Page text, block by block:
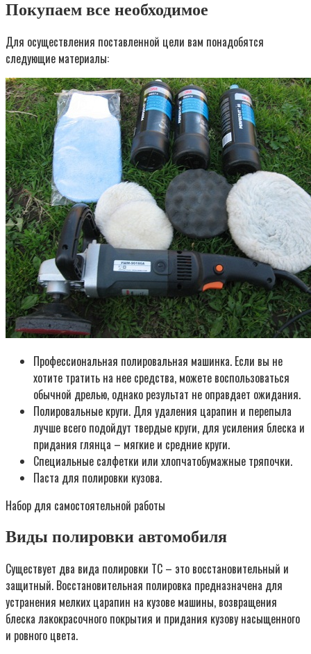
Покупаем все необходимое
Для осуществления поставленной цели вам понадобятся
следующие материалы:
Профессиональная полировальная машинка. Если вы не
хотите тратить на нее средства, можете воспользоваться
обычной дрелью, однако результат не оправдает ожидания.
Полировальные круги. Для удаления царапин и перепыла
лучше всего подойдут твердые круги, для усиления блеска и
придания глянца – мягкие и средние круги.
Специальные салфетки или хлопчатобумажные тряпочки.
Паста для полировки кузова.
Набор для самостоятельной работы
Виды полировки автомобиля
Существует два вида полировки ТС – это восстановительный и
защитный. Восстановительная полировка предназначена для
устранения мелких царапин на кузове машины, возвращения
блеска лакокрасочного покрытия и придания кузову насыщенного
и ровного цвета.